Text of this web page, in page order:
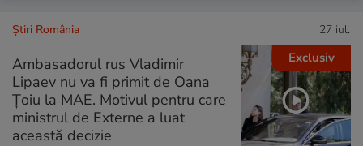
Exclusiv
Știri România 27 iul.
Ambasadorul rus Vladimir
Lipaev nu va fi primit de Oana
Țoiu la MAE. Motivul pentru care
ministrul de Externe a luat
această decizie